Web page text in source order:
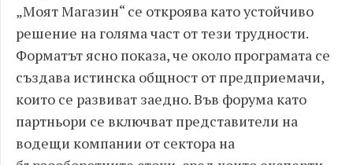
„Моят Магазин“ се откроява като устойчиво
решение на голяма част от тези трудности.
Форматът ясно показа, че около програмата се
създава истинска общност от предприемачи,
които се развиват заедно. Във форума като
партньори се включват представители на
водещи компании от сектора на